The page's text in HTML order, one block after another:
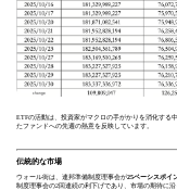
ETFの活動は、投資家がマクロの手がかりを消化する
たファンドへの先週の熱意を反映しています。
伝統的な市場
ウォール街は、連邦準備制度理事会が25ベーシスポイ
制度理事会の2回連続の利下げであり、市場の期待に沿